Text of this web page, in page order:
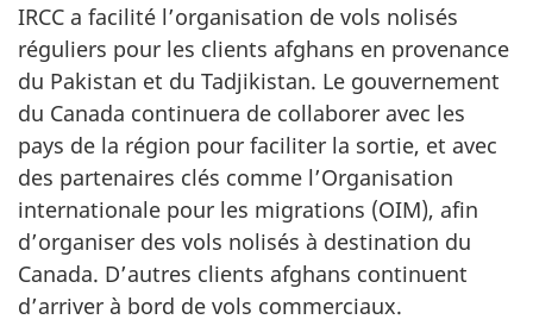
IRCC a facilité l’organisation de vols nolisés
réguliers pour les clients afghans en provenance
du Pakistan et du Tadjikistan. Le gouvernement
du Canada continuera de collaborer avec les
pays de la région pour faciliter la sortie, et avec
des partenaires clés comme l’Organisation
internationale pour les migrations (OIM), afin
d’organiser des vols nolisés à destination du
Canada. D’autres clients afghans continuent
d’arriver à bord de vols commerciaux.